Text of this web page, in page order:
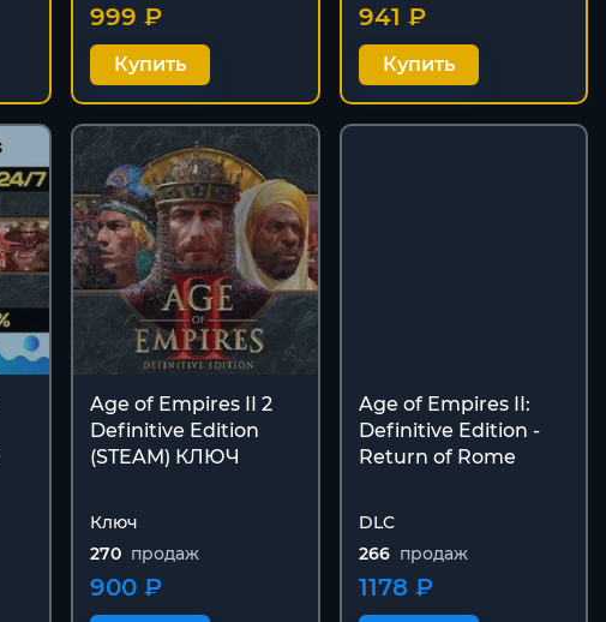
999 ₽
Купить
941 ₽
Купить
Age of Empires II 2
Definitive Edition
(STEAM) КЛЮЧ
Ключ
270 продаж
900 ₽
Age of Empires II:
Definitive Edition -
Return of Rome
DLC
266 продаж
1178 ₽